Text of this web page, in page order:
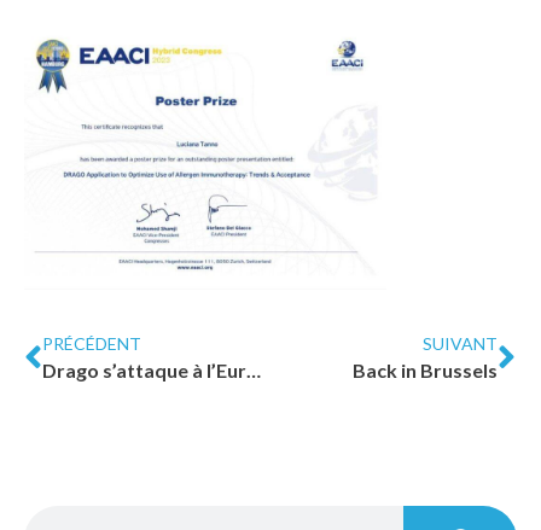
PRÉCÉDENT
Drago s’attaque à l’Europe !
SUIVANT
Back in Brussels